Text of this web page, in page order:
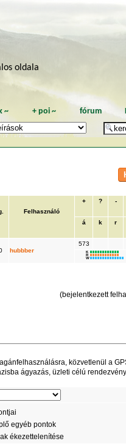
oldala
~ + poi~ fórum
Felhasználó
+ ? -
á
k r
hubbber
573
K
R
W
(bejelentkezett
közvetlenül a
ágyazás, üzleti célú
egyéb pontok
ékezettelenítése